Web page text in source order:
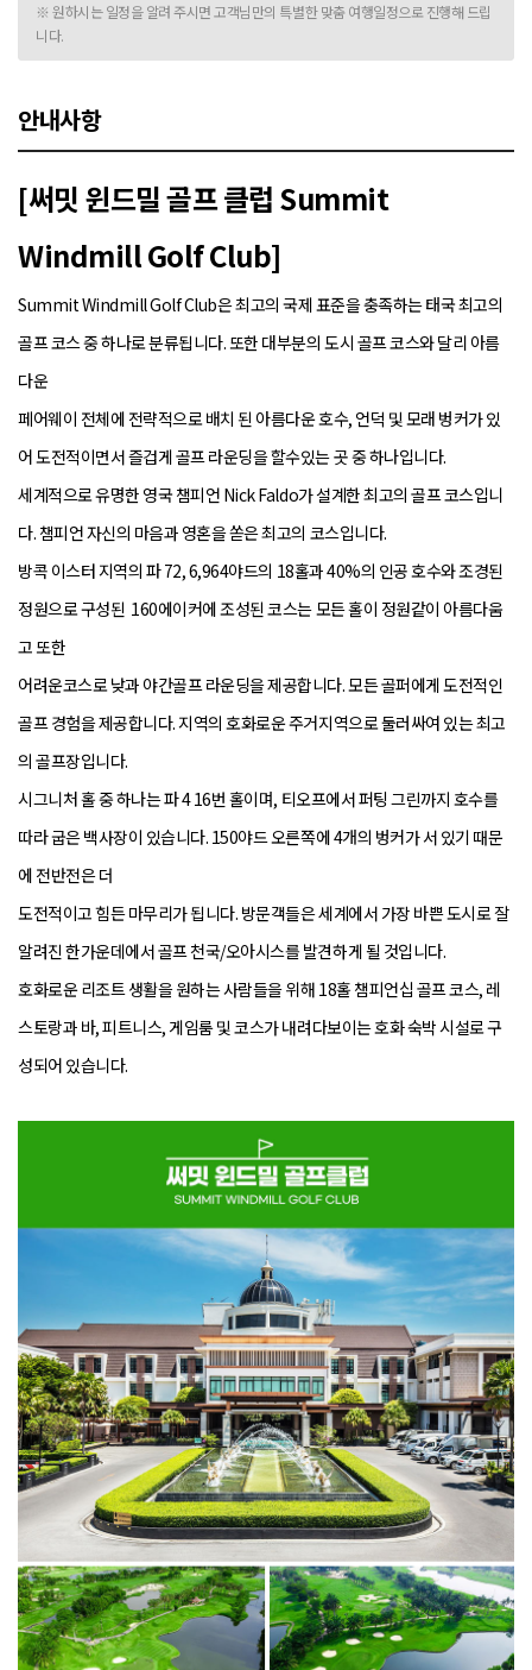
※ 원하시는 일정을 알려 주시면 고객님만의 특별한 맞춤 여행일정으로 진행해 드립
니다.
안내사항
[써밋 윈드밀 골프 클럽 Summit
Windmill Golf Club]
Summit Windmill Golf Club은 최고의 국제 표준을 충족하는 태국 최고의
골프 ​​코스 중 하나로 분류됩니다. 또한 대부분의 도시 골프 코스와 달리 아름
다운
페어웨이 전체에 전략적으로 배치 된 아름다운 호수, 언덕 및 모래 벙커가 있
어 도전적이면서 즐겁게 골프 라운딩을 할수있는 곳 중 하나입니다.
세계적으로 유명한 영국 챔피언 Nick Faldo가 설계한 최고의 골프 ​​코스입니
다. 챔피언 자신의 마음과 영혼을 쏟은 최고의 코스입니다.
방콕 이스터 지역의 파 72, 6,964야드의 18홀과 40%의 인공 호수와 조경된
정원으로 구성된 160에이커에 조성된 코스는 모든 홀이 정원같이 아름다움
고 또한
어려운코스로 낮과 야간골프 라운딩을 제공합니다. 모든 골퍼에게 도전적인
골프 경험을 제공합니다. 지역의 호화로운 주거지역으로 둘러싸여 있는 최고
의 골프장입니다.
시그니처 홀 중 하나는 파 4 16번 홀이며, 티오프에서 퍼팅 그린까지 호수를
따라 굽은 백사장이 있습니다. 150야드 오른쪽에 4개의 벙커가 서 있기 때문
에 전반전은 더
도전적이고 힘든 마무리가 됩니다. 방문객들은 세계에서 가장 바쁜 도시로 잘
알려진 한가운데에서 골프 천국/오아시스를 발견하게 될 것입니다.
호화로운 리조트 생활을 원하는 사람들을 위해 18홀 챔피언십 골프 코스, 레
스토랑과 바, 피트니스, 게임룸 및 코스가 내려다보이는 호화 숙박 시설로 구
성되어 있습니다.